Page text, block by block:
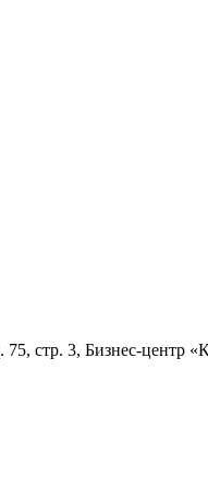
стр. 3, Бизнес-центр